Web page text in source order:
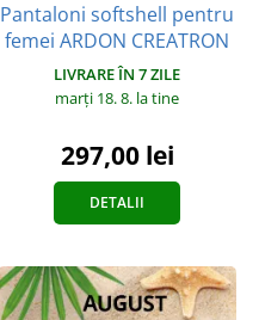
Pantaloni softshell pentru
femei ARDON CREATRON
LIVRARE ÎN 7 ZILE
marți 18. 8. la tine
297,00 lei
DETALII